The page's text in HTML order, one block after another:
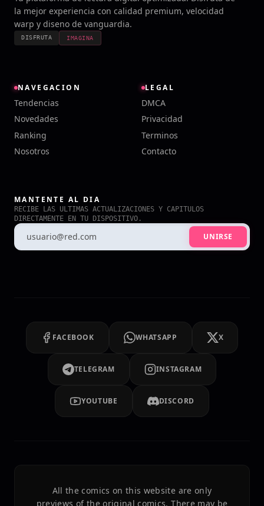
la mejor experiencia con calidad premium, velocidad
warp y diseno de vanguardia.
DISFRUTA IMAGINA
NAVEGACION
Tendencias
Novedades
Ranking
Nosotros
LEGAL
DMCA
Privacidad
Terminos
Contacto
MANTENTE AL DIA
RECIBE LAS ULTIMAS ACTUALIZACIONES Y CAPITULOS
DIRECTAMENTE EN TU DISPOSITIVO.
UNIRSE
FACEBOOK WHATSAPP X
TELEGRAM INSTAGRAM
YOUTUBE DISCORD
All the comics on this website are only
previews of the original comics. There may be